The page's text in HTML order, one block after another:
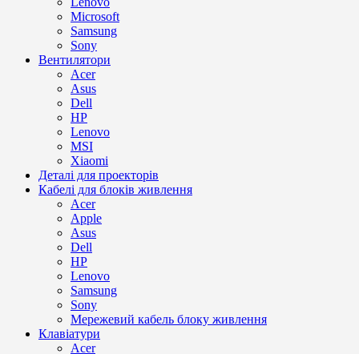
Microsoft
Samsung
Sony
Вентилятори
Acer
Asus
Dell
HP
Lenovo
MSI
Xiaomi
Деталі для проекторів
Кабелі для блоків живлення
Acer
Apple
Asus
Dell
HP
Lenovo
Samsung
Sony
Мережевий кабель блоку живлення
Клавіатури
Acer